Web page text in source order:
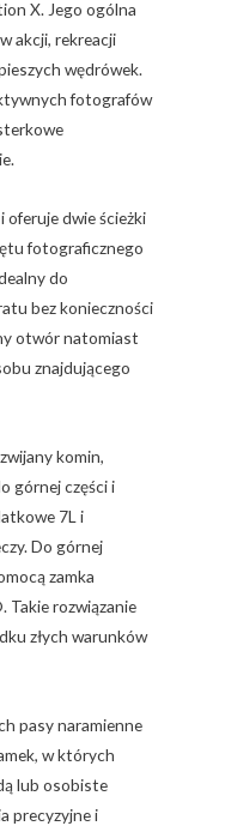
X. Jego ogólna
akcji, rekreacji
wędrówek.
fotografów
oferuje dwie ścieżki
fotograficznego
do
bez konieczności
otwór natomiast
znajdującego
komin,
górnej części i
7L i
Do górnej
zamka
Takie rozwiązanie
złych warunków
pasy naramienne
w których
lub osobiste
precyzyjne i